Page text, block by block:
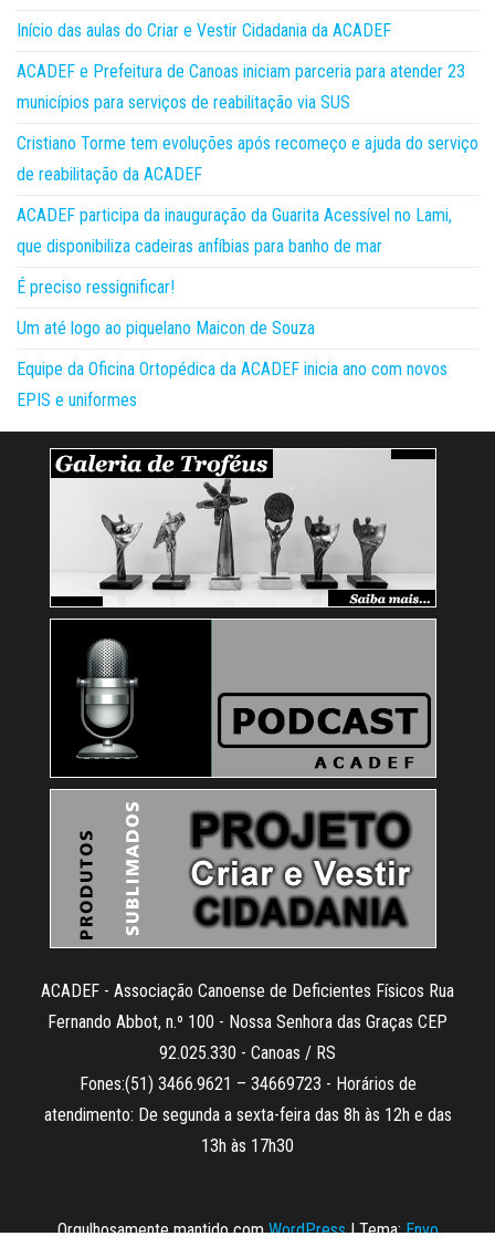
Início das aulas do Criar e Vestir Cidadania da ACADEF
ACADEF e Prefeitura de Canoas iniciam parceria para atender 23
municípios para serviços de reabilitação via SUS
Cristiano Torme tem evoluções após recomeço e ajuda do serviço
de reabilitação da ACADEF
ACADEF participa da inauguração da Guarita Acessível no Lami,
que disponibiliza cadeiras anfíbias para banho de mar
É preciso ressignificar!
Um até logo ao piquelano Maicon de Souza
Equipe da Oficina Ortopédica da ACADEF inicia ano com novos
EPIS e uniformes
ACADEF - Associação Canoense de Deficientes Físicos Rua
Fernando Abbot, n.º 100 - Nossa Senhora das Graças CEP
92.025.330 - Canoas / RS
Fones:(51) 3466.9621 – 34669723 - Horários de
atendimento: De segunda a sexta-feira das 8h às 12h e das
13h às 17h30
Orgulhosamente mantido comWordPress |Tema:Envo